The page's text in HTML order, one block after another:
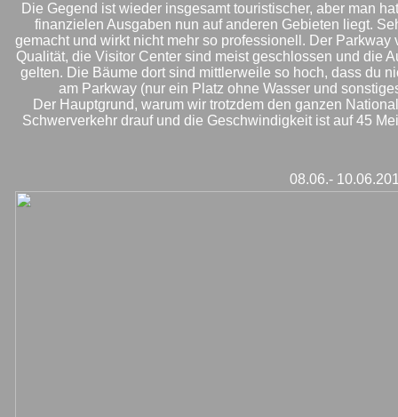
Die Gegend ist wieder insgesamt touristischer, aber man
finanzielen Ausgaben nun auf anderen Gebieten liegt.
gemacht und wirkt nicht mehr so professionell. Der
Qualität, die Visitor Center sind meist geschlossen und die
gelten. Die Bäume dort sind mittlerweile so hoch, dass du
am Parkway (nur ein Platz ohne Wasser und
Der Hauptgrund, warum wir trotzdem den ganzen
Schwerverkehr drauf und die Geschwindigkeit ist auf 45
08.06.-